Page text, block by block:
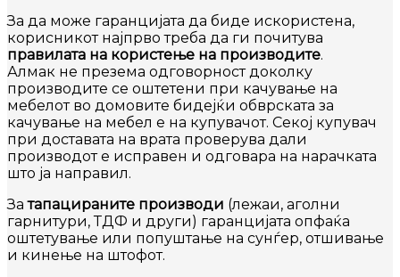
За да може гаранцијата да биде искористена,
корисникот најпрво треба да ги почитува
правилата на користење на производите.
Алмак не презема одговорност доколку
производите се оштетени при качување на
мебелот во домовите бидејќи обврската за
качување на мебел е на купувачот. Секој купувач
при доставата на врата проверува дали
производот е исправен и одговара на нарачката
што ја направил.
Затапацираните производи (лежаи, аголни
гарнитури, ТДФ и други) гаранцијата опфаќа
оштетување или попуштање на сунѓер, отшивање
и кинење на штофот.